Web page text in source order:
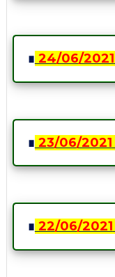
∎ 24/06/2021
∎ 23/06/2021
∎ 22/06/2021